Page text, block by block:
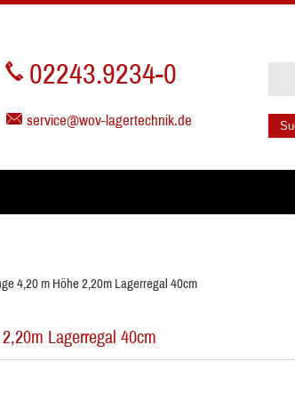
02243.9234-0
service@wov-lagertechnik.de
4,20 m Höhe 2,20m Lagerregal 40cm
Lagerregal 40cm